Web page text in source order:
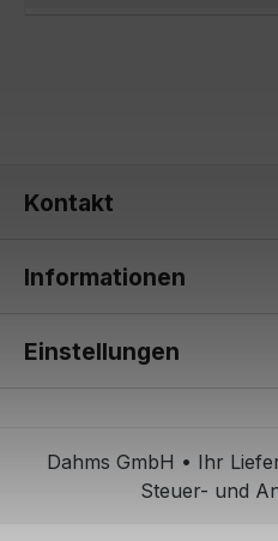
Kontakt
Informationen
Einstellungen
Dahms GmbH • Ihr
Steuer- und